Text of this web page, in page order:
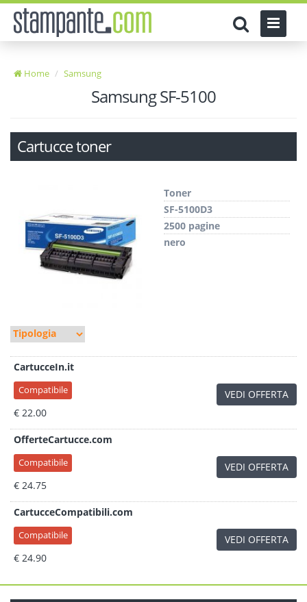
Home Samsung
Samsung SF-5100
Cartucce toner
Toner
SF-5100D3
2500 pagine
nero
CartucceIn.it
Compatibile
€ 22.00
VEDI OFFERTA
OfferteCartucce.com
Compatibile
€ 24.75
VEDI OFFERTA
CartucceCompatibili.com
Compatibile
€ 24.90
VEDI OFFERTA